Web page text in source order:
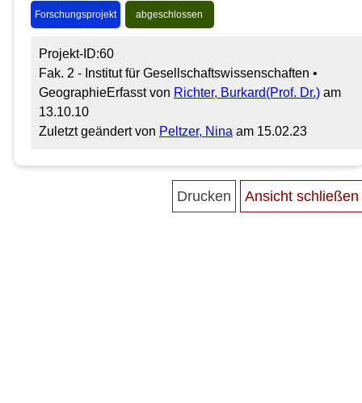
Forschungsprojekt abgeschlossen
Projekt-ID:60
Fak. 2 - Institut für Gesellschaftswissenschaften •
GeographieErfasst von Richter, Burkard(Prof. Dr.) am
13.10.10
Zuletzt geändert von Peltzer, Nina am 15.02.23